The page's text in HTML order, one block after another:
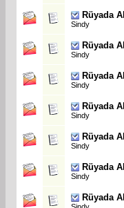
Rüyada
Sindy
Rüyada
Sindy
Rüyada
Sindy
Rüyada
Sindy
Rüyada
Sindy
Rüyada
Sindy
Rüyada